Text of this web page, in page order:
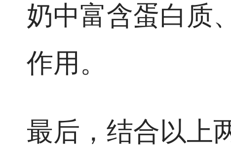
奶中富含蛋白质
作用。
最后，结合以上